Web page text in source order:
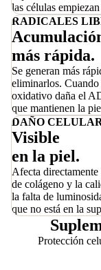
las células
RADICALES
más rápida.
Se generan más
eliminarlos. Cuando
oxidativo daña el
que mantienen la
DAÑO
Visible
en la piel.
Afecta
de colágeno y la
la falta de
que no está en la
Protección